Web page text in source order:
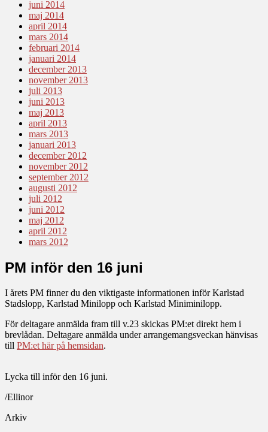
juni 2014
maj 2014
april 2014
mars 2014
februari 2014
januari 2014
december 2013
november 2013
juli 2013
juni 2013
maj 2013
april 2013
mars 2013
januari 2013
december 2012
november 2012
september 2012
augusti 2012
juli 2012
juni 2012
maj 2012
april 2012
mars 2012
PM inför den 16 juni
I årets PM finner du den viktigaste informationen inför Karlstad
Stadslopp, Karlstad Minilopp och Karlstad Miniminilopp.
För deltagare anmälda fram till v.23 skickas PM:et direkt hem i
brevlådan. Deltagare anmälda under arrangemangsveckan hänvisas
till PM:et här på hemsidan.
Lycka till inför den 16 juni.
/Ellinor
Arkiv